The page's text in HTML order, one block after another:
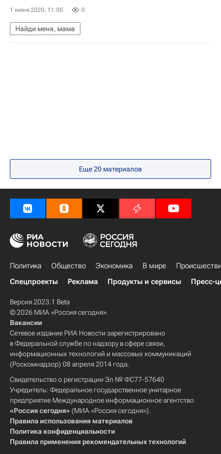
1 июня 2020, 11:00 0
Найди меня, мама
Еще 20 материалов
Политика Общество Экономика В мире
Спецпроекты
Реклама Продукты и сервисы Пресс-
Версия 2023.1 Beta
© 2026 МИА «Россия сегодня»
Вакансии
Сетевое издание РИА Новости зарегистрировано
в Федеральной службе по надзору в сфере связи,
информационных технологий и массовых коммуникаций
(Роскомнадзор) 08 апреля 2014 года.
Свидетельство о регистрации Эл № ФС77-57640
Учредитель: Федеральное государственное унитарное
предприятие Международное информационное агентство
«Россия сегодня» (МИА «Россия сегодня»).
Правила использования материалов
Политика конфиденциальности
Правила применения рекомендательных технологий